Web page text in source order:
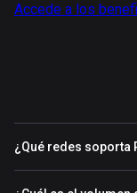
Accede a los
¿Qué redes soporta